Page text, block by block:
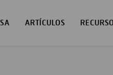
ARTÍCULOS